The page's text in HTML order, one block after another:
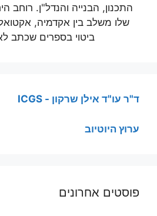
התכנון, הבנייה והנדל"ן. רוחב
שלו משלב בין אקדמיה,
ביטוי בספרים שכתב
ד"ר עו"ד אילן שרקון - ICGS
ערוץ היוטיוב
פוסטים אחרונים